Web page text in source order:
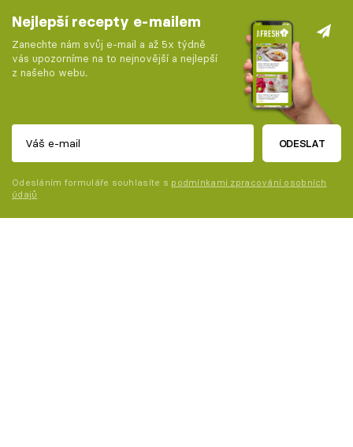
Nejlepší recepty e-mailem
Zanechte nám svůj e-mail a až 5x týdně
vás upozorníme na to nejnovější a nejlepší
z našeho webu.
ODESLAT
Odesláním formuláře souhlasíte s podmínkami zpracování osobních
údajů